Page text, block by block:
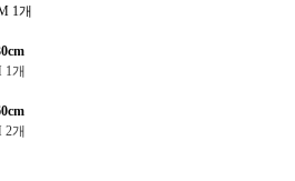
1개
1개
2개